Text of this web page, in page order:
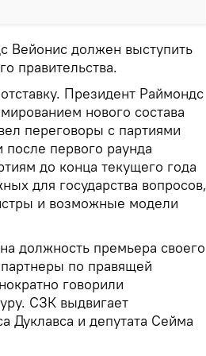
Вейонис должен выступить
правительства.
Президент Раймондс
нового состава
переговоры с партиями
первого раунда
до конца текущего года
для государства вопросов,
и возможные модели
должность премьера своего
по правящей
говорили
СЗК выдвигает
Дуклавса и депутата Сейма